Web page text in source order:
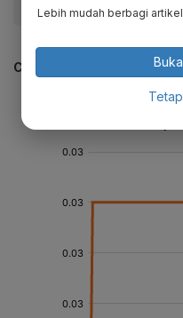
#KDRT #Lesti Kejora
CEK JUGA DATA INI
Lebih mudah berbagi artikel